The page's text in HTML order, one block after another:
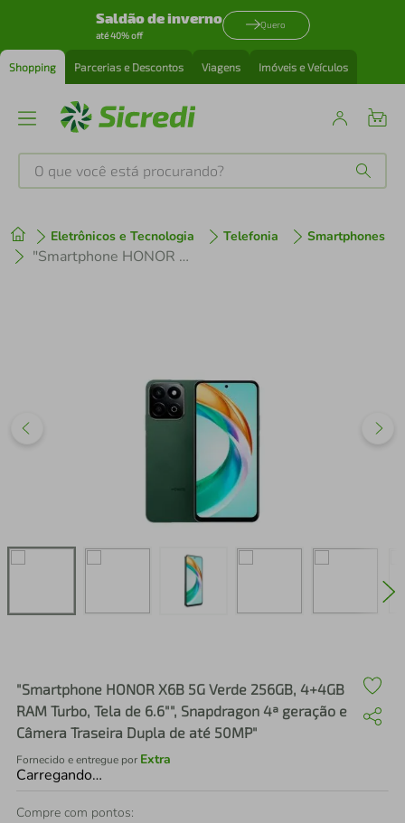
Saldão de inverno
até 40% off
Quero
Shopping Parcerias e Descontos Viagens Imóveis e Veículos
O que você está procurando?
Eletrônicos e Tecnologia Telefonia Smartphones
"Smartphone HONOR X6B 5G Verde 256GB, 4+4GB RAM Turbo, Tela de 6.6"", Snapdragon 4ª geração e Câmera Traseira Dupla de até 50MP"
"Smartphone HONOR X6B 5G Verde 256GB, 4+4GB
RAM Turbo, Tela de 6.6"", Snapdragon 4ª geração e
Câmera Traseira Dupla de até 50MP"
Fornecido e entregue por Extra
Carregando…
Compre com pontos:
1º tenis